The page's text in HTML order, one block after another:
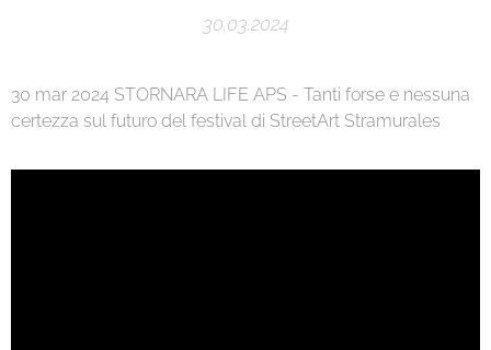
30.03.2024
30 mar 2024 STORNARA LIFE APS - Tanti forse e nessuna
certezza sul futuro del festival di StreetArt Stramurales